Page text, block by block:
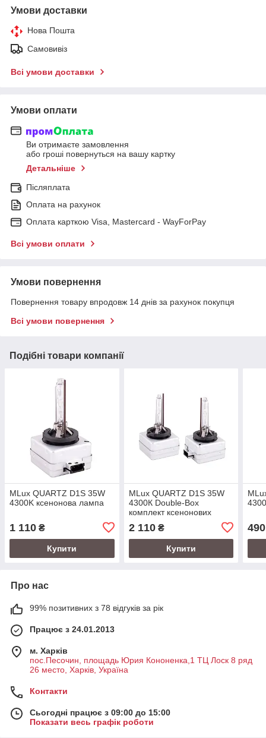
Умови доставки
Нова Пошта
Самовивіз
Всі умови доставки
Умови оплати
Ви отримаєте замовлення
або гроші повернуться на вашу картку
Детальніше
Післяплата
Оплата на рахунок
Оплата карткою Visa, Mastercard - WayForPay
Всі умови оплати
Умови повернення
Повернення товару впродовж 14 днів за рахунок покупця
Всі умови повернення
Подібні товари компанії
MLux QUARTZ D1S 35W
4300K ксенонова лампа
1 110 ₴
Купити
MLux QUARTZ D1S 35W
4300К Double-Box
комплект ксенонових
2 110₴
Купити
490
Про нас
99% позитивних з 78 відгуків за рік
Працює з 24.01.2013
м. Харків
пос.Песочин, площадь Юрия Кононенка,1 ТЦ Лоск 8 ряд
26 место, Харків, Україна
Контакти
Сьогодні працює з 09:00 до 15:00
Показати весь графік роботи